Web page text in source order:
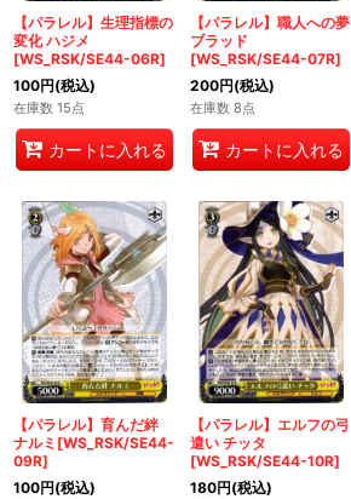
【パラレル】生理指標の
変化 ハジメ
[WS_RSK/SE44-06R]
100円(税込)
在庫数 15点
カートに入れる
【パラレル】職人への夢
ブラッド
[WS_RSK/SE44-07R]
200円(税込)
在庫数 8点
カートに入れる
【パラレル】育んだ絆
ナルミ[WS_RSK/SE44-
09R]
100円(税込)
【パラレル】エルフの弓
遣い チッタ
[WS_RSK/SE44-10R]
180円(税込)